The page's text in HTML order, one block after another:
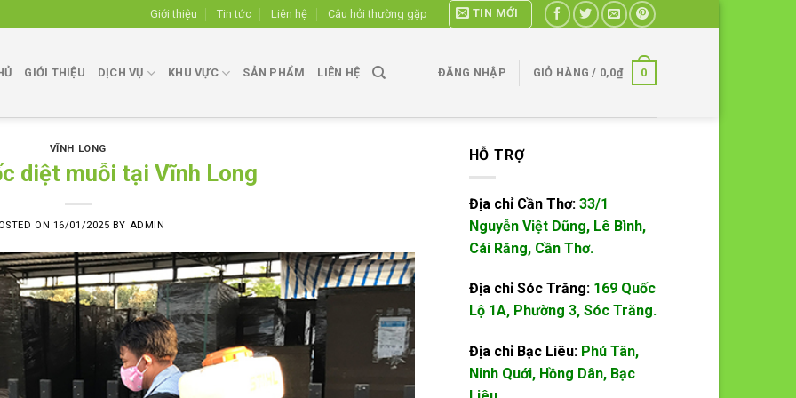
Giới thiệu Tin tức Liên hệ Câu hỏi thường gặp TIN MỚI
GIỚI THIỆU DỊCH VỤ KHU VỰC SẢN PHẨM LIÊN HỆ ĐĂNG NHẬP GIỎ HÀNG / 0,0₫ 0
VĨNH LONG
diệt muỗi tại Vĩnh Long
ON 16/01/2025 BY ADMIN
HỖ TRỢ
Địa chỉ Cần Thơ: 33/1
Nguyễn Việt Dũng, Lê Bình,
Cái Răng, Cần Thơ.
Địa chỉ Sóc Trăng: 169 Quốc
Lộ 1A, Phường 3, Sóc Trăng.
Địa chỉ Bạc Liêu: Phú Tân,
Ninh Quới, Hồng Dân, Bạc